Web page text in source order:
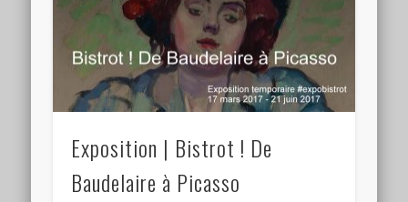
Exposition | Bistrot ! De
Baudelaire à Picasso